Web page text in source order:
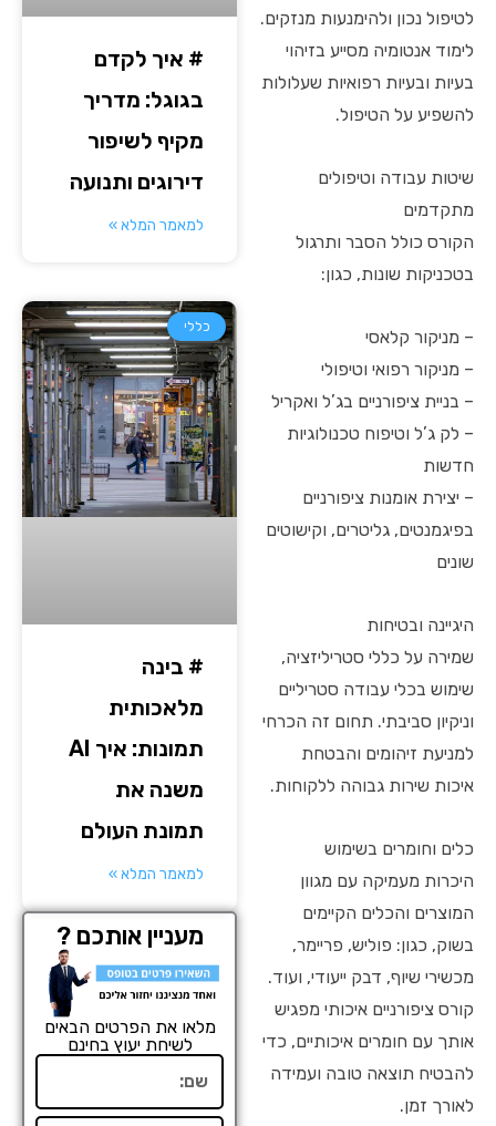
לטיפול נכון ולהימנעות מנזקים.
לימוד אנטומיה מסייע בזיהוי
בעיות ובעיות רפואיות שעלולות
להשפיע על הטיפול.
שיטות עבודה וטיפולים
מתקדמים
הקורס כולל הסבר ותרגול
בטכניקות שונות, כגון:
– מניקור קלאסי
– מניקור רפואי וטיפולי
– בניית ציפורניים בג’ל ואקריל
– לק ג’ל וטיפוח טכנולוגיות
חדשות
– יצירת אומנות ציפורניים
בפיגמנטים, גליטרים, וקישוטים
שונים
היגיינה ובטיחות
שמירה על כללי סטריליזציה,
שימוש בכלי עבודה סטריליים
וניקיון סביבתי. תחום זה הכרחי
למניעת זיהומים והבטחת
איכות שירות גבוהה ללקוחות.
כלים וחומרים בשימוש
היכרות מעמיקה עם מגוון
המוצרים והכלים הקיימים
בשוק, כגון: פוליש, פריימר,
מכשירי שיוף, דבק ייעודי, ועוד.
קורס ציפורניים איכותי מפגיש
אותך עם חומרים איכותיים, כדי
להבטיח תוצאה טובה ועמידה
לאורך זמן.
# איך לקדם
בגוגל: מדריך
מקיף לשיפור
דירוגים ותנועה
למאמר המלא »
כללי
# בינה
מלאכותית
תמונות: איך AI
משנה את
תמונת העולם
למאמר המלא »
מעניין אותכם ?
מלאו את הפרטים הבאים
לשיחת יעוץ בחינם